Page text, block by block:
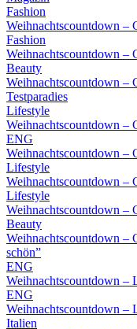
Fashion
Weihnachtscountdown –
Fashion
Weihnachtscountdown –
Beauty
Weihnachtscountdown –
Testparadies
Lifestyle
Weihnachtscountdown –
ENG
Weihnachtscountdown –
Lifestyle
Weihnachtscountdown –
Lifestyle
Weihnachtscountdown –
Beauty
Weihnachtscountdown –
schön”
ENG
Weihnachtscountdown –
ENG
Weihnachtscountdown –
Italien